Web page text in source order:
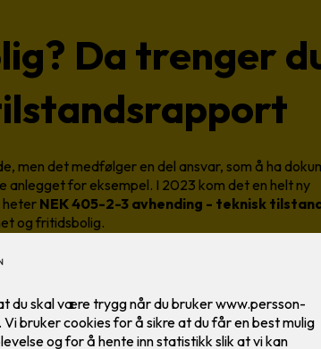
Da trenger
men det medfølger en del ansvar, som å ha
anlegget for eksempel. I 2023 kom det en helt ny
heter NEK 405-2-3 avhending - teknisk
og fritidsbolig.